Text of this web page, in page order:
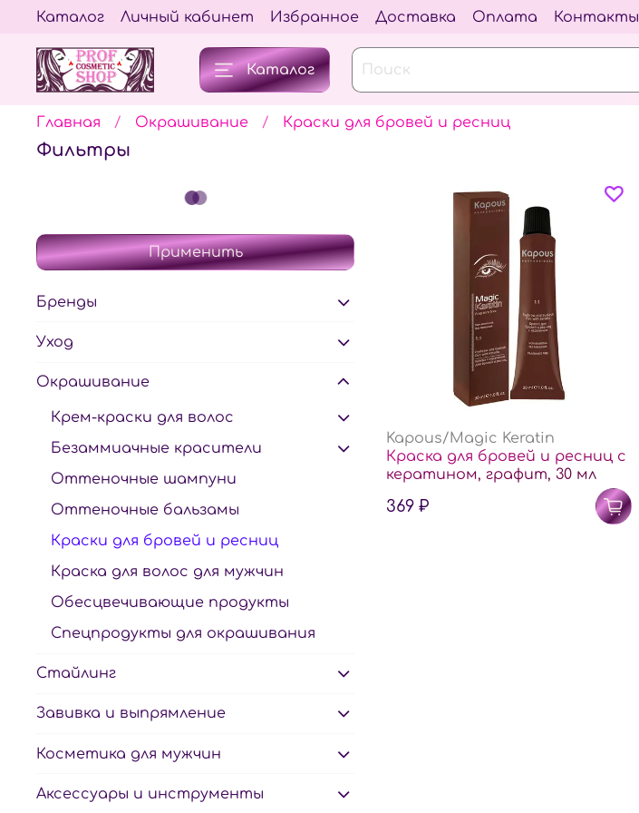
Каталог Личный кабинет Избранное Доставка Оплата Контакты
Каталог
Главная Окрашивание Краски для бровей и ресниц
Kapous/Magic Keratin
Краска для бровей и ресниц с
кератином, графит, 30 мл
369 ₽
Фильтры
Применить
Бренды
Уход
Окрашивание
Крем-краски для волос
Безаммиачные красители
Оттеночные шампуни
Оттеночные бальзамы
Краски для бровей и ресниц
Краска для волос для мужчин
Обесцвечивающие продукты
Спецпродукты для окрашивания
Стайлинг
Завивка и выпрямление
Косметика для мужчин
Аксессуары и инструменты